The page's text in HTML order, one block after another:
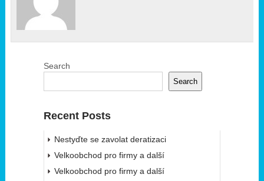
Search
Search
Recent Posts
Nestyďte se zavolat deratizaci
Velkoobchod pro firmy a další
Velkoobchod pro firmy a další